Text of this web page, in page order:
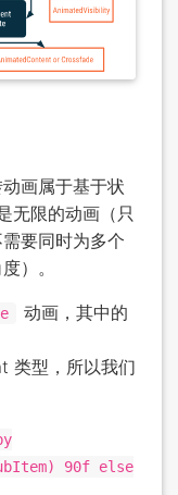
画属于基于状
无限的动画（只
要同时为多个
）。
动画，其中的
类型，所以我们
90f else